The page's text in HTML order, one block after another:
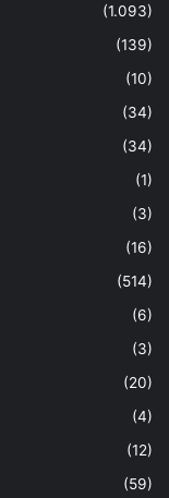
(1.093)
(139)
(10)
(34)
(34)
(1)
(3)
(16)
(514)
(6)
(3)
(20)
(4)
(12)
(59)